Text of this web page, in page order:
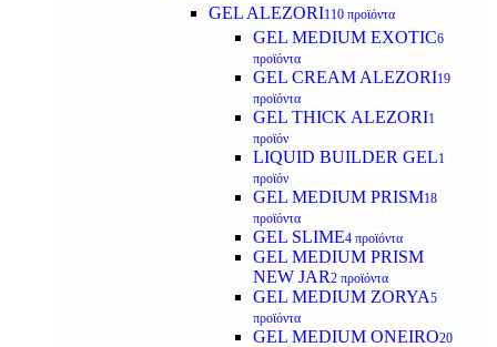
GEL ALEZORI110 προϊόντα
GEL MEDIUM EXOTIC6
προϊόντα
GEL CREAM ALEZORI19
προϊόντα
GEL THICK ALEZORI1
προϊόν
LIQUID BUILDER GEL1
προϊόν
GEL MEDIUM PRISM18
προϊόντα
GEL SLIME4 προϊόντα
GEL MEDIUM PRISM
NEW JAR2 προϊόντα
GEL MEDIUM ZORYA5
προϊόντα
GEL MEDIUM ONEIRO20